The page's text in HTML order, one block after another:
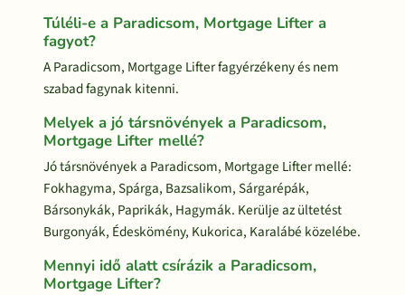
Túléli-e a Paradicsom, Mortgage Lifter a
fagyot?
A Paradicsom, Mortgage Lifter fagyérzékeny és nem
szabad fagynak kitenni.
Melyek a jó társnövények a Paradicsom,
Mortgage Lifter mellé?
Jó társnövények a Paradicsom, Mortgage Lifter mellé:
Fokhagyma, Spárga, Bazsalikom, Sárgarépák,
Bársonykák, Paprikák, Hagymák. Kerülje az ültetést
Burgonyák, Édeskömény, Kukorica, Karalábé közelébe.
Mennyi idő alatt csírázik a Paradicsom,
Mortgage Lifter?